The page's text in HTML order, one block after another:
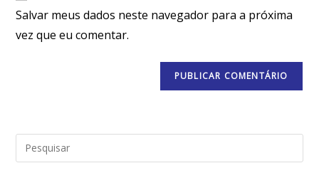
Salvar meus dados neste navegador para a próxima
vez que eu comentar.